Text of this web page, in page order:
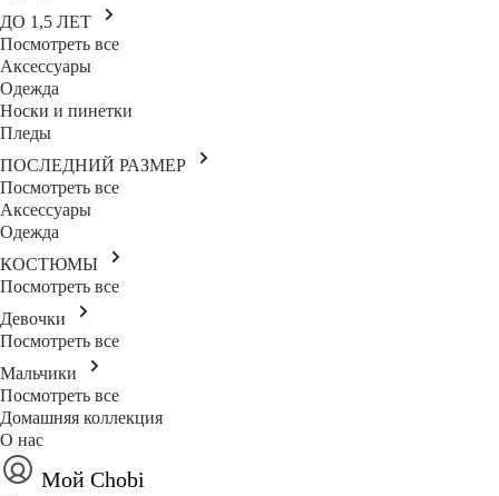
ДО 1,5 ЛЕТ
Посмотреть все
Аксессуары
Одежда
Носки и пинетки
Пледы
ПОСЛЕДНИЙ РАЗМЕР
Посмотреть все
Аксессуары
Одежда
КОСТЮМЫ
Посмотреть все
Девочки
Посмотреть все
Мальчики
Посмотреть все
Домашняя коллекция
О нас
Мой Chobi